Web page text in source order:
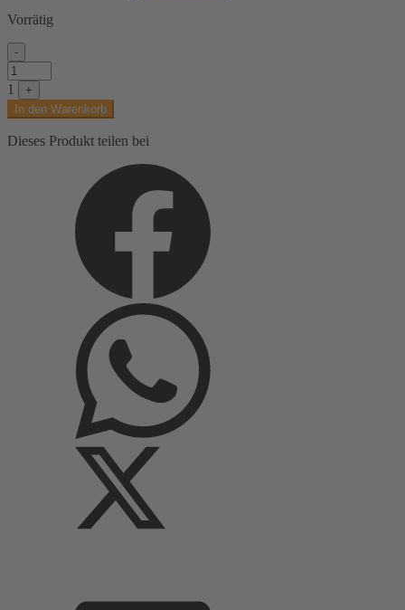
Vorrätig
-
Stecknadeln,
Packung,
Metall,
silber,
20
g
1
+
In den Warenkorb
Dieses Produkt teilen bei